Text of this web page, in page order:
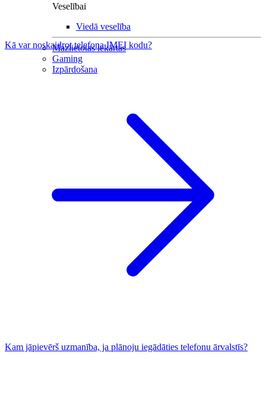
Veselībai
Viedā veselība
Mazlietotas iekārtas
Gaming
Izpārdošana
Kā var noskaidrot telefona IMEI kodu?
Kam jāpievērš uzmanība, ja plānoju iegādāties telefonu ārvalstīs?